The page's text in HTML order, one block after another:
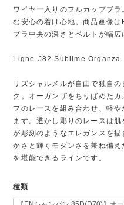
ワイヤー入りのフルカップブ
む安心の着け心地。商品画像
ブラ中央の深さとベルトが幅広
Ligne-J82 Sublime Organza
リズシャルメルが自由で独自
ク。オーガンザをちりばめた
フのレースを組み合わせ、軽
ます。透かし彫りのレースは
が彫刻のようなエレガンスを
かさと輝くモダンさを兼ね備
を堪能できるラインです。
種類